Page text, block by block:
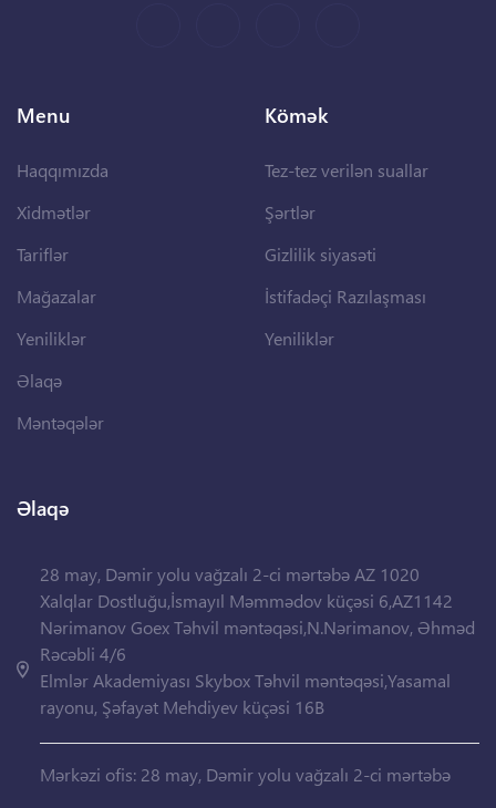
Menu
Haqqımızda
Xidmətlər
Tariflər
Mağazalar
Yeniliklər
Əlaqə
Məntəqələr
Kömək
Tez-tez verilən suallar
Şərtlər
Gizlilik siyasəti
İstifadəçi Razılaşması
Yeniliklər
Əlaqə
28 may, Dəmir yolu vağzalı 2-ci mərtəbə AZ 1020
Xalqlar Dostluğu,İsmayıl Məmmədov küçəsi 6,AZ1142
Nərimanov Goex Təhvil məntəqəsi,N.Nərimanov, Əhməd
Rəcəbli 4/6
Elmlər Akademiyası Skybox Təhvil məntəqəsi,Yasamal
rayonu, Şəfayət Mehdiyev küçəsi 16B
Mərkəzi ofis: 28 may, Dəmir yolu vağzalı 2-ci mərtəbə